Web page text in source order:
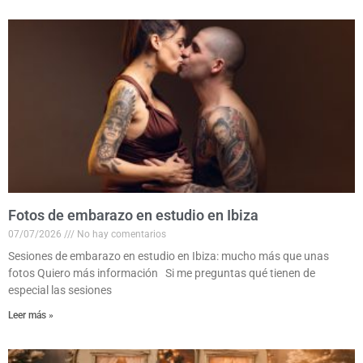
Fotos de embarazo en estudio en Ibiza
07/07/2026 No hay comentarios
Sesiones de embarazo en estudio en Ibiza: mucho más que unas
fotos Quiero más información Si me preguntas qué tienen de
especial las sesiones
Leer más »